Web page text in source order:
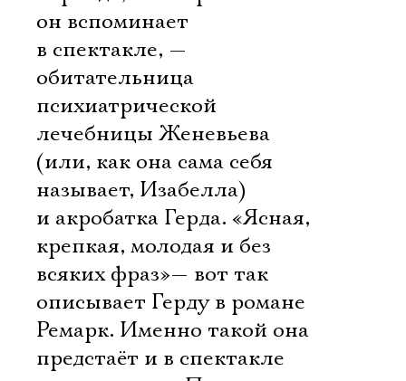
он вспоминает
в спектакле, —
обитательница
психиатрической
лечебницы Женевьева
(или, как она сама себя
называет, Изабелла)
и акробатка Герда. «Ясная,
крепкая, молодая и без
всяких фраз»— вот так
описывает Герду в романе
Ремарк. Именно такой она
предстаёт и в спектакле
Ознакомиться